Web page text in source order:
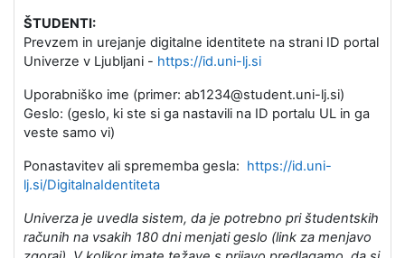
ŠTUDENTI:
Prevzem in urejanje digitalne identitete na strani ID portal
Univerze v Ljubljani - https://id.uni-lj.si
Uporabniško ime (primer: ab1234@student.uni-lj.si)
Geslo: (geslo, ki ste si ga nastavili na ID portalu UL in ga
veste samo vi)
Ponastavitev ali sprememba gesla: https://id.uni-
lj.si/DigitalnaIdentiteta
Univerza je uvedla sistem, da je potrebno pri študentskih
računih na vsakih 180 dni menjati geslo (link za menjavo